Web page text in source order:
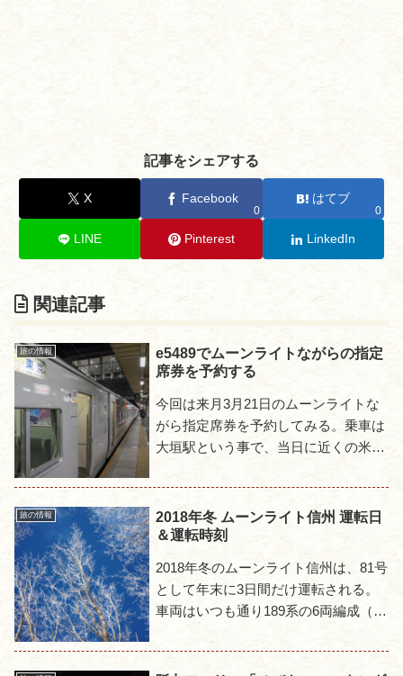
記事をシェアする
X Facebook
0
はてブ
0
LINE Pinterest LinkedIn
関連記事
旅の情報
e5489でムーンライトながらの指定
席券を予約する
今回は来月3月21日のムーンライトな
がら指定席券を予約してみる。乗車は
大垣駅という事で、当日に近くの米原
たまずはe5489サイトで3月21日のムー
ンライトながらを...
旅の情報
2018年冬 ムーンライト信州 運転日
＆運転時刻
2018年冬のムーンライト信州は、81号
として年末に3日間だけ運転される。
車両はいつも通り189系の6両編成（全
は昨年より1日増えている。運転日発